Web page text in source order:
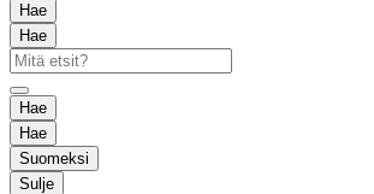
Hae
Hae
Hae
Hae
Suomeksi
Sulje